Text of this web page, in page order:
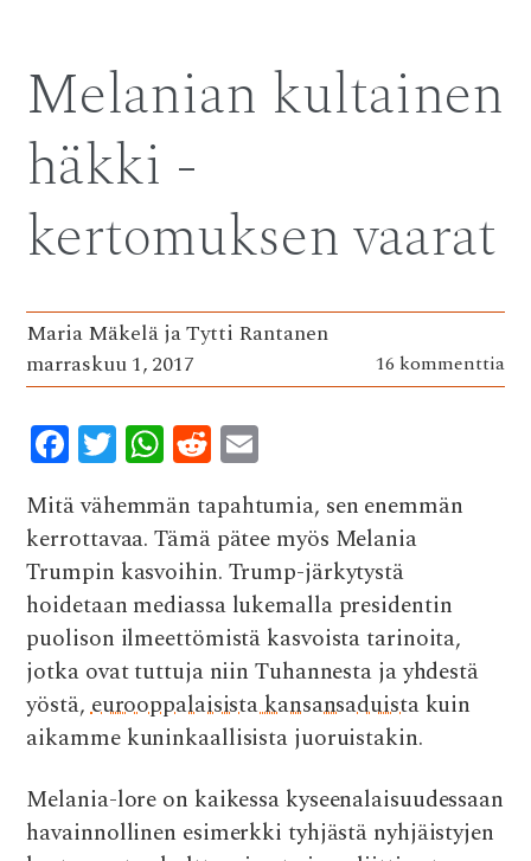
o
o
k
te
r A
p
p
t
Melanian kultainen
häkki -
kertomuksen vaarat
Maria Mäkelä ja Tytti Rantanen
marraskuu 1, 2017
16 kommenttia
F
ac
e
b
o
o
k
T
w
it
te
r
W
h
at
s
A
p
p
R
e
d
di
t
ai
l
Mitä vähemmän tapahtumia, sen enemmän
kerrottavaa. Tämä pätee myös Melania
Trumpin kasvoihin. Trump-järkytystä
hoidetaan mediassa lukemalla presidentin
puolison ilmeettömistä kasvoista tarinoita,
jotka ovat tuttuja niin Tuhannesta ja yhdestä
yöstä,eurooppalaisista kansansaduistakuin
aikamme kuninkaallisista juoruistakin.
Melania-lore on kaikessa kyseenalaisuudessaan
havainnollinen esimerkki tyhjästä nyhjäistyjen